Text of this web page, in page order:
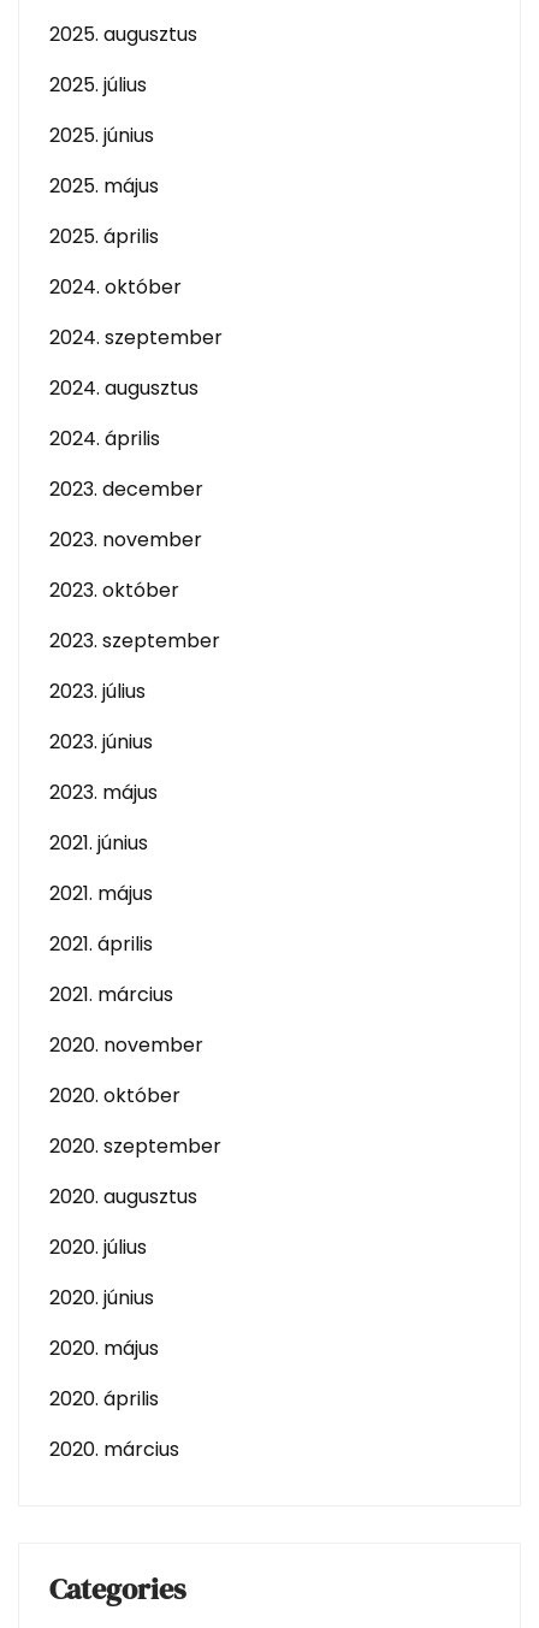
2025. augusztus
2025. július
2025. június
2025. május
2025. április
2024. október
2024. szeptember
2024. augusztus
2024. április
2023. december
2023. november
2023. október
2023. szeptember
2023. július
2023. június
2023. május
2021. június
2021. május
2021. április
2021. március
2020. november
2020. október
2020. szeptember
2020. augusztus
2020. július
2020. június
2020. május
2020. április
2020. március
Categories